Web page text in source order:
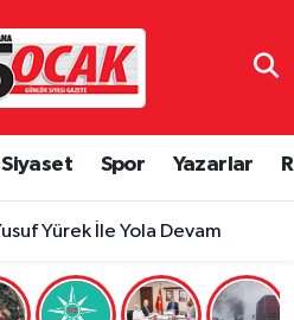
Siyaset Spor Yazarlar
Yürek İle Yola Devam
Haritası